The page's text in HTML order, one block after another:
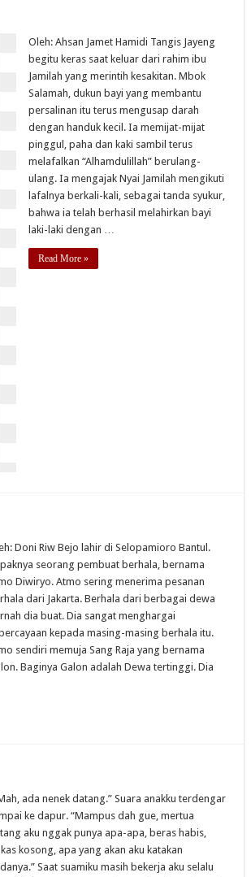
Oleh: Ahsan Jamet Hamidi Tangis Jayeng
begitu keras saat keluar dari rahim ibu
Jamilah yang merintih kesakitan. Mbok
Salamah, dukun bayi yang membantu
persalinan itu terus mengusap darah
dengan handuk kecil. Ia memijat-mijat
pinggul, paha dan kaki sambil terus
melafalkan “Alhamdulillah” berulang-
ulang. Ia mengajak Nyai Jamilah mengikuti
lafalnya berkali-kali, sebagai tanda syukur,
bahwa ia telah berhasil melahirkan bayi
laki-laki dengan …
Read More »
Doni Riw Bejo lahir di Selopamioro Bantul.
seorang pembuat berhala, bernama
Diwiryo. Atmo sering menerima pesanan
dari Jakarta. Berhala dari berbagai dewa
dia buat. Dia sangat menghargai
kepada masing-masing berhala itu.
sendiri memuja Sang Raja yang bernama
Baginya Galon adalah Dewa tertinggi. Dia
ada nenek datang.” Suara anakku terdengar
ke dapur. “Mampus dah gue, mertua
aku nggak punya apa-apa, beras habis,
kosong, apa yang akan aku katakan
Saat suamiku masih bekerja aku selalu